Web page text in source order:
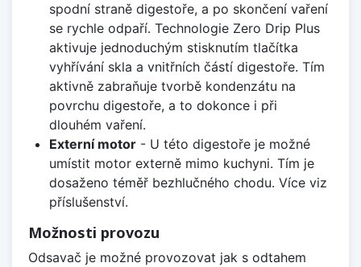
spodní straně digestoře, a po skončení vaření
se rychle odpaří. Technologie Zero Drip Plus
aktivuje jednoduchým stisknutím tlačítka
vyhřívání skla a vnitřních částí digestoře. Tím
aktivně zabraňuje tvorbě kondenzátu na
povrchu digestoře, a to dokonce i při
dlouhém vaření.
Externí motor- U této digestoře je možné
umístit motor externě mimo kuchyni. Tím je
dosaženo téměř bezhlučného chodu. Více viz
příslušenství.
Možnosti provozu
Odsavač je možné provozovat jak s odtahem